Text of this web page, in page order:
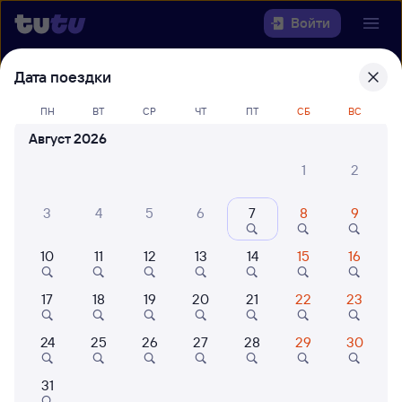
Войти
Выберите день, чтобы найти
билеты Санкт-Петербург Ладож. —
Удима
Куда
Когда
Кто едет
Найти поезда
Дата поездки
ПН ВТ СР ЧТ ПТ СБ ВС
Август 2026
1
2
3 4 5 6 7 8 9
10 11 12 13 14 15 16
17 18 19 20 21 22 23
24 25 26 27 28 29 30
31